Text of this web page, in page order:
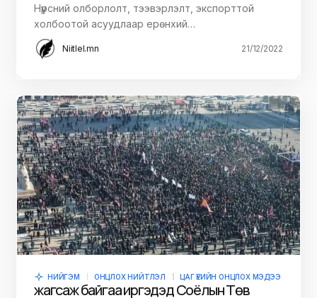
Нүүрсний олборлолт, тээвэрлэлт, экспорттой
холбоотой асуудлаар ерөнхий…
Niitlel.mn 21/12/2022
НИЙГЭМ ОНЦЛОХ НИЙТЛЭЛ ЦАГ ҮЕИЙН ОНЦЛОХ МЭДЭЭ
жагсаж байгаа иргэдэд Соёлын Төв